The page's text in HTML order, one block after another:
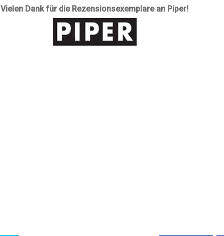
Vielen Dank für die Rezensionsexemplare an Piper!